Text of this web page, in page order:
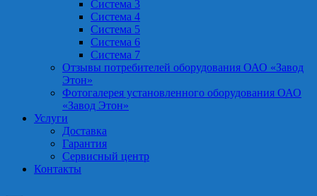
Система 3
Система 4
Система 5
Система 6
Система 7
Отзывы потребителей оборудования ОАО «Завод
Этон»
Фотогалерея установленного оборудования ОАО
«Завод Этон»
Услуги
Доставка
Гарантия
Сервисный центр
Контакты